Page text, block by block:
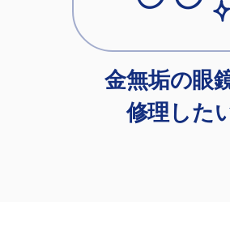
金無垢の眼
修理した